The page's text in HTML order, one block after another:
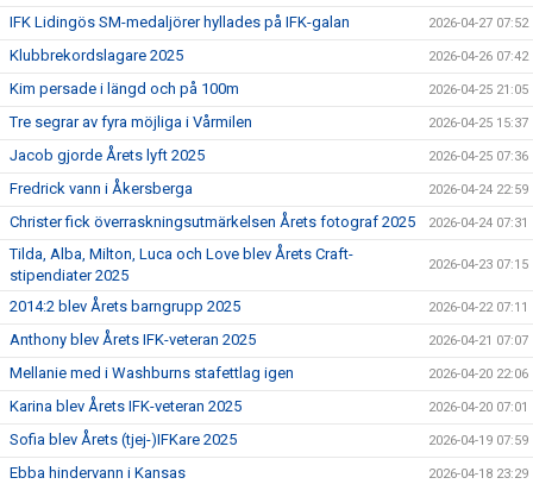
IFK Lidingös SM-medaljörer hyllades på IFK-galan 2026-04-27 07:52
Klubbrekordslagare 2025 2026-04-26 07:42
Kim persade i längd och på 100m 2026-04-25 21:05
Tre segrar av fyra möjliga i Vårmilen 2026-04-25 15:37
Jacob gjorde Årets lyft 2025 2026-04-25 07:36
Fredrick vann i Åkersberga 2026-04-24 22:59
Christer fick överraskningsutmärkelsen Årets fotograf 2025 2026-04-24 07:31
Tilda, Alba, Milton, Luca och Love blev Årets Craft-
stipendiater 2025
2026-04-23 07:15
2014:2 blev Årets barngrupp 2025 2026-04-22 07:11
Anthony blev Årets IFK-veteran 2025 2026-04-21 07:07
Mellanie med i Washburns stafettlag igen 2026-04-20 22:06
Karina blev Årets IFK-veteran 2025 2026-04-20 07:01
Sofia blev Årets (tjej-)IFKare 2025 2026-04-19 07:59
Ebba hindervann i Kansas 2026-04-18 23:29